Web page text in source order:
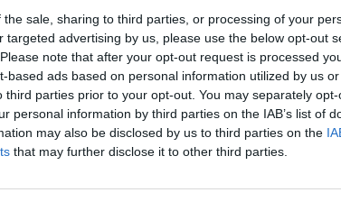
the sale, sharing to third parties, or processing of your
targeted advertising by us, please use the below opt-out
note that after your opt-out request is processed
based ads based on personal information utilized by us
third parties prior to your opt-out. You may separately
personal information by third parties on the IAB’s list of
may also be disclosed by us to third parties on the
that may further disclose it to other third parties.